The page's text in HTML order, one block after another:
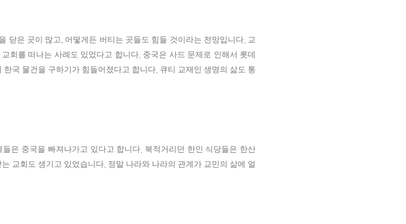
닫은 곳이 많고, 어떻게든 버티는 곳들도 힘들 것이라는 전망입니다. 교
교회를 떠나는 사례도 있었다고 합니다. 중국은 사드 문제로 인해서 롯데
한국 물건을 구하기가 힘들어 졌다고 합니다 큐티 교재인 생명의 삶도 통
들은 중국을 빠져 나가고 있다고 합니다 북적거리던 한인 식당들은 한산
는 교회도 생기고 있었습니다. 정말 나라와 나라의 관계가 교민의 삶에 얼